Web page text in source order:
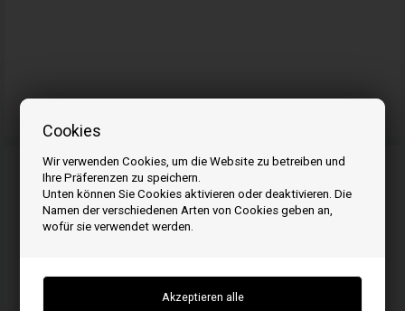
Cookies
Wir verwenden Cookies, um die Website zu betreiben und
Ihre Präferenzen zu speichern.
Unten können Sie Cookies aktivieren oder deaktivieren. Die
Namen der verschiedenen Arten von Cookies geben an,
wofür sie verwendet werden.